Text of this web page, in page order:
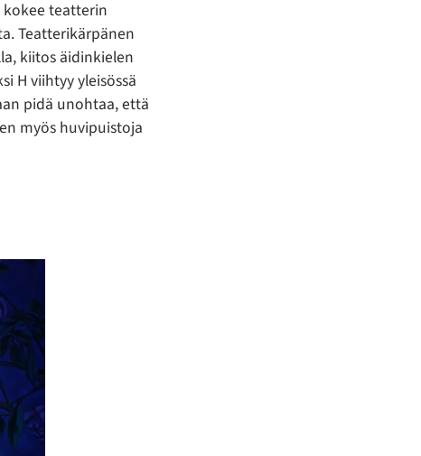
kokee teatterin
Teatterikärpänen
kiitos äidinkielen
H viihtyy yleisössä
pidä unohtaa, että
myös huvipuistoja